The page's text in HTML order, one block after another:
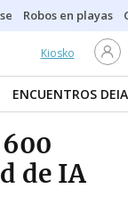
Robos en playas
Kiosko
ENCUENTROS DEIA
de IA